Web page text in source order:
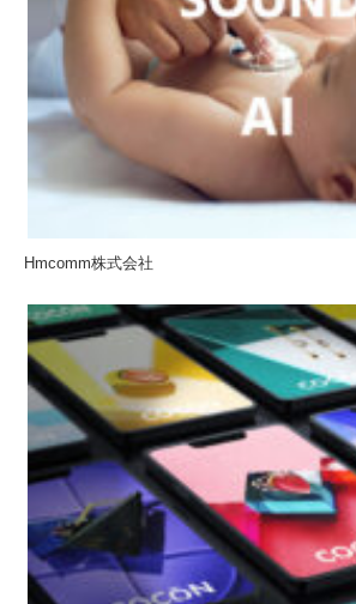
Hmcomm株式会社